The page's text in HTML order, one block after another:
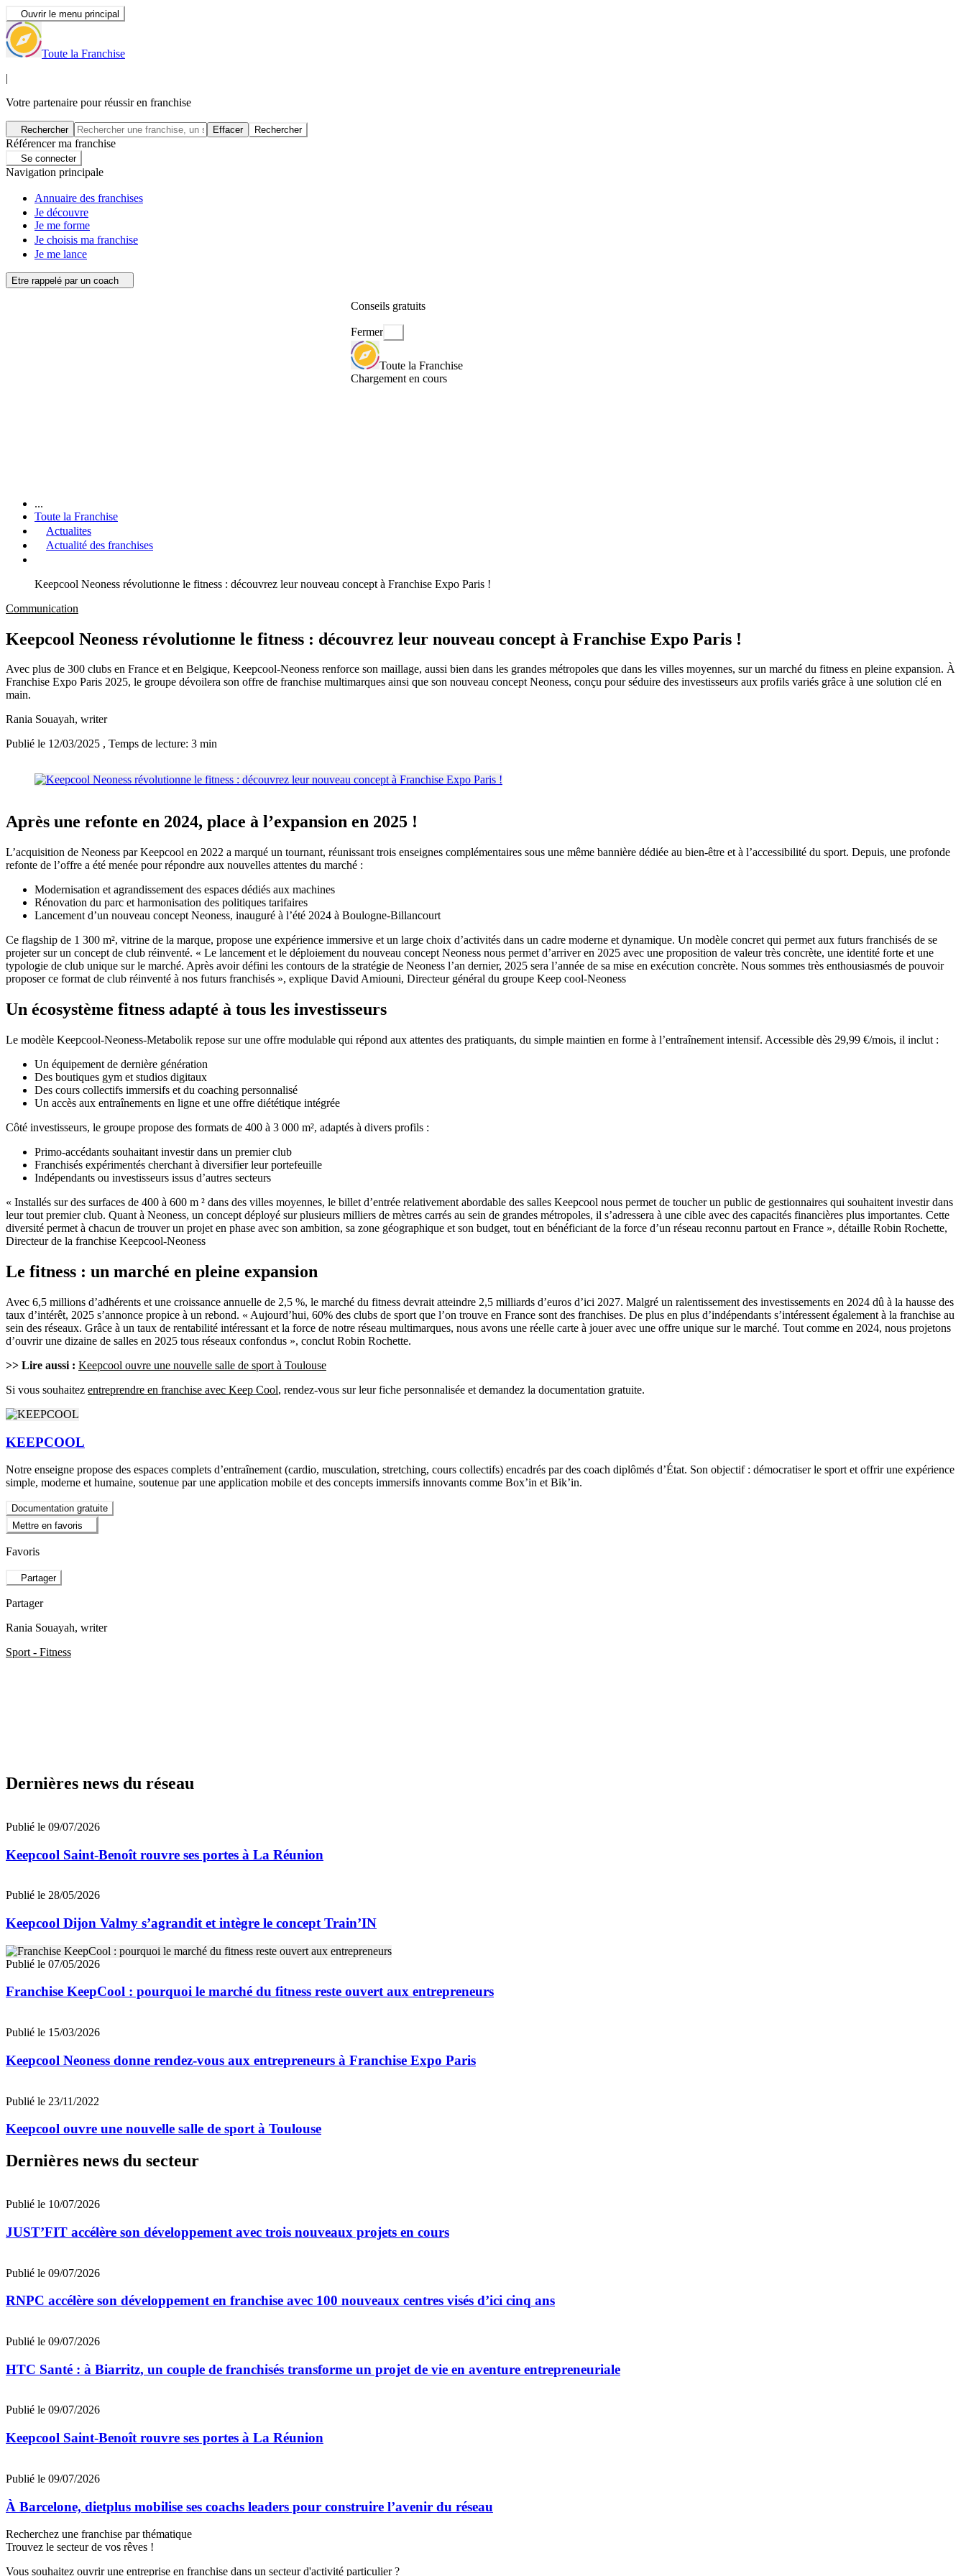
Ouvrir le menu principal
Toute la Franchise
|
Votre partenaire pour réussir en franchise
Rechercher Effacer Rechercher
Référencer ma franchise
Se connecter
Navigation principale
Annuaire des franchises
Je découvre
Je me forme
Je choisis ma franchise
Je me lance
Etre rappelé par un coach
Conseils gratuits
Fermer
Toute la Franchise
Chargement en cours
...
Toute la Franchise
Actualites
Actualité des franchises
Keepcool Neoness révolutionne le fitness : découvrez leur nouveau concept à Franchise Expo Paris !
Communication
Keepcool Neoness révolutionne le fitness : découvrez leur nouveau concept à Franchise Expo Paris !
Avec plus de 300 clubs en France et en Belgique, Keepcool-Neoness renforce son maillage, aussi bien dans les grandes métropoles que dans les villes moyennes, sur un marché du fitness en pleine expansion. À
Franchise Expo Paris 2025, le groupe dévoilera son offre de franchise multimarques ainsi que son nouveau concept Neoness, conçu pour séduire des investisseurs aux profils variés grâce à une solution clé en
main.
Rania Souayah, writer
Publié le 12/03/2025 , Temps de lecture: 3 min
Après une refonte en 2024, place à l’expansion en 2025 !
L’acquisition de Neoness par Keepcool en 2022 a marqué un tournant, réunissant trois enseignes complémentaires sous une même bannière dédiée au bien-être et à l’accessibilité du sport. Depuis, une profonde
refonte de l’offre a été menée pour répondre aux nouvelles attentes du marché :
Modernisation et agrandissement des espaces dédiés aux machines
Rénovation du parc et harmonisation des politiques tarifaires
Lancement d’un nouveau concept Neoness, inauguré à l’été 2024 à Boulogne-Billancourt
Ce flagship de 1 300 m², vitrine de la marque, propose une expérience immersive et un large choix d’activités dans un cadre moderne et dynamique. Un modèle concret qui permet aux futurs franchisés de se
projeter sur un concept de club réinventé. « Le lancement et le déploiement du nouveau concept Neoness nous permet d’arriver en 2025 avec une proposition de valeur très concrète, une identité forte et une
typologie de club unique sur le marché. Après avoir défini les contours de la stratégie de Neoness l’an dernier, 2025 sera l’année de sa mise en exécution concrète. Nous sommes très enthousiasmés de pouvoir
proposer ce format de club réinventé à nos futurs franchisés », explique David Amiouni, Directeur général du groupe Keep cool-Neoness
Un écosystème fitness adapté à tous les investisseurs
Le modèle Keepcool-Neoness-Metabolik repose sur une offre modulable qui répond aux attentes des pratiquants, du simple maintien en forme à l’entraînement intensif. Accessible dès 29,99 €/mois, il inclut :
Un équipement de dernière génération
Des boutiques gym et studios digitaux
Des cours collectifs immersifs et du coaching personnalisé
Un accès aux entraînements en ligne et une offre diététique intégrée
Côté investisseurs, le groupe propose des formats de 400 à 3 000 m², adaptés à divers profils :
Primo-accédants souhaitant investir dans un premier club
Franchisés expérimentés cherchant à diversifier leur portefeuille
Indépendants ou investisseurs issus d’autres secteurs
« Installés sur des surfaces de 400 à 600 m ² dans des villes moyennes, le billet d’entrée relativement abordable des salles Keepcool nous permet de toucher un public de gestionnaires qui souhaitent investir dans
leur tout premier club. Quant à Neoness, un concept déployé sur plusieurs milliers de mètres carrés au sein de grandes métropoles, il s’adressera à une cible avec des capacités financières plus importantes. Cette
diversité permet à chacun de trouver un projet en phase avec son ambition, sa zone géographique et son budget, tout en bénéficiant de la force d’un réseau reconnu partout en France », détaille Robin Rochette,
Directeur de la franchise Keepcool-Neoness
Le fitness : un marché en pleine expansion
Avec 6,5 millions d’adhérents et une croissance annuelle de 2,5 %, le marché du fitness devrait atteindre 2,5 milliards d’euros d’ici 2027. Malgré un ralentissement des investissements en 2024 dû à la hausse des
taux d’intérêt, 2025 s’annonce propice à un rebond. « Aujourd’hui, 60% des clubs de sport que l’on trouve en France sont des franchises. De plus en plus d’indépendants s’intéressent également à la franchise au
sein des réseaux. Grâce à un taux de rentabilité intéressant et la force de notre réseau multimarques, nous avons une réelle carte à jouer avec une offre unique sur le marché. Tout comme en 2024, nous projetons
d’ouvrir une dizaine de salles en 2025 tous réseaux confondus », conclut Robin Rochette.
>> Lire aussi : Keepcool ouvre une nouvelle salle de sport à Toulouse
Si vous souhaitez entreprendre en franchise avec Keep Cool, rendez-vous sur leur fiche personnalisée et demandez la documentation gratuite.
KEEPCOOL
Notre enseigne propose des espaces complets d’entraînement (cardio, musculation, stretching, cours collectifs) encadrés par des coach diplômés d’État. Son objectif : démocratiser le sport et offrir une expérience
simple, moderne et humaine, soutenue par une application mobile et des concepts immersifs innovants comme Box’in et Bik’in.
Documentation gratuite
Mettre en favoris
Favoris
Partager
Partager
Rania Souayah, writer
Sport - Fitness
Dernières news du réseau
Publié le 09/07/2026
Keepcool Saint-Benoît rouvre ses portes à La Réunion
Publié le 28/05/2026
Keepcool Dijon Valmy s’agrandit et intègre le concept Train’IN
Publié le 07/05/2026
Franchise KeepCool : pourquoi le marché du fitness reste ouvert aux entrepreneurs
Publié le 15/03/2026
Keepcool Neoness donne rendez-vous aux entrepreneurs à Franchise Expo Paris
Publié le 23/11/2022
Keepcool ouvre une nouvelle salle de sport à Toulouse
Dernières news du secteur
Publié le 10/07/2026
JUST’FIT accélère son développement avec trois nouveaux projets en cours
Publié le 09/07/2026
RNPC accélère son développement en franchise avec 100 nouveaux centres visés d’ici cinq ans
Publié le 09/07/2026
HTC Santé : à Biarritz, un couple de franchisés transforme un projet de vie en aventure entrepreneuriale
Publié le 09/07/2026
Keepcool Saint-Benoît rouvre ses portes à La Réunion
Publié le 09/07/2026
À Barcelone, dietplus mobilise ses coachs leaders pour construire l’avenir du réseau
Recherchez une franchise par thématique
Trouvez le secteur de vos rêves !
Vous souhaitez ouvrir une entreprise en franchise dans un secteur d'activité particulier ?